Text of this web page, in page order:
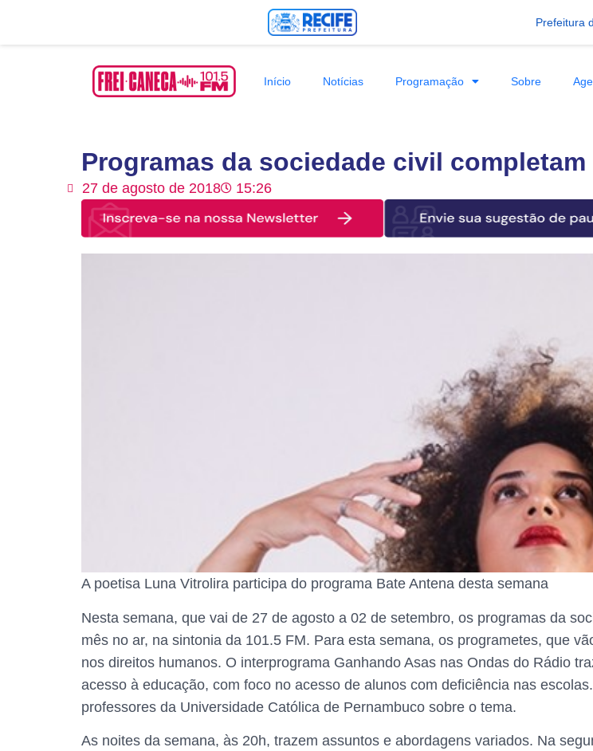
Prefeitura
Início Notícias Programação Sobre
Programas da sociedade civil
27 de agosto de 2018 15:26
A poetisa Luna Vitrolira participa do programa Bate Antena desta semana
Nesta semana, que vai de 27 de agosto a 02 de setembro, os programas da
mês no ar, na sintonia da 101.5 FM. Para esta semana, os programetes, que
nos direitos humanos. O interprograma Ganhando Asas nas Ondas do Rádio
acesso à educação, com foco no acesso de alunos com deficiência nas
professores da Universidade Católica de Pernambuco sobre o tema.
As noites da semana, às 20h, trazem assuntos e abordagens variados. Na